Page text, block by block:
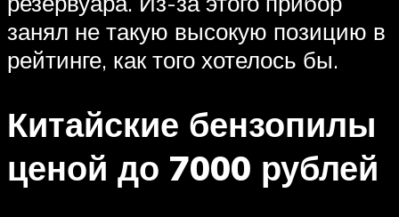
занял не такую высокую позицию в
рейтинге, как того хотелось бы.
Китайские бензопилы
ценой до 7000 рублей